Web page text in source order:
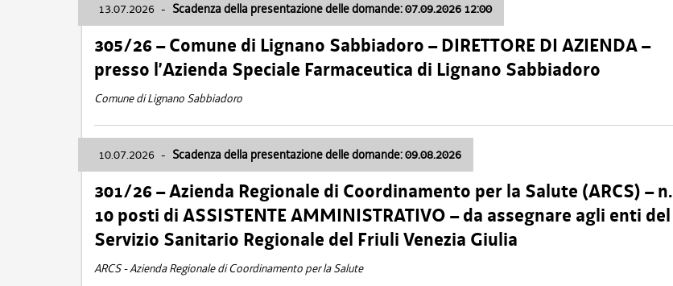
13.07.2026 - Scadenza della presentazione delle domande: 07.09.2026 12:00
305/26 – Comune di Lignano Sabbiadoro – DIRETTORE DI AZIENDA –
presso l’Azienda Speciale Farmaceutica di Lignano Sabbiadoro
Comune di Lignano Sabbiadoro
10.07.2026 - Scadenza della presentazione delle domande: 09.08.2026
301/26 – Azienda Regionale di Coordinamento per la Salute (ARCS) – n.
10 posti di ASSISTENTE AMMINISTRATIVO – da assegnare agli enti del
Servizio Sanitario Regionale del Friuli Venezia Giulia
ARCS - Azienda Regionale di Coordinamento per la Salute